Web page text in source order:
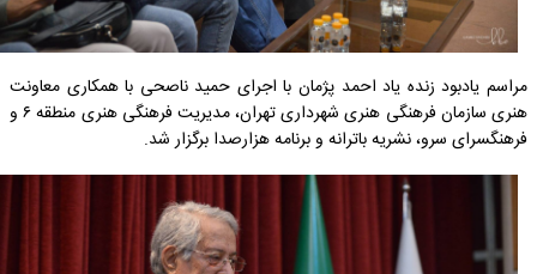
مراسم یادبود زنده یاد احمد پژمان با اجرای حمید ناصحی با همکاری معاونت
هنری سازمان فرهنگی هنری شهرداری تهران، مدیریت فرهنگی هنری منطقه ۶ و
فرهنگسرای سرو، نشریه‌ باترانه و برنامه هزارصدا برگزار شد.